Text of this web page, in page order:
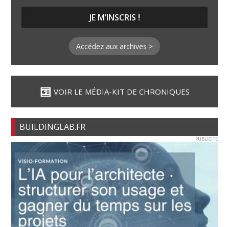
Accédez aux archives >
VOIR LE MÉDIA-KIT DE CHRONIQUES
BUILDINGLAB.FR
PUBLICITE